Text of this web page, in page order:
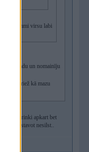
klemmi virsu labi
vadu un nomainīju
iegriež kā mazu
raksta rinki apkart bet
jo stavot nesilst..